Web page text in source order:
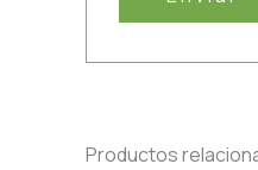
Productos